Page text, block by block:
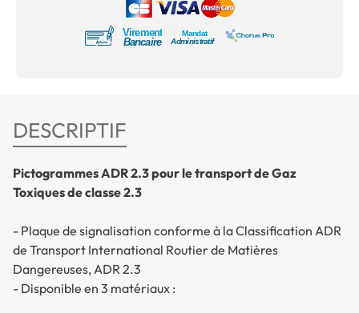
DESCRIPTIF
Pictogrammes ADR 2.3 pour le transport de Gaz
Toxiques de classe 2.3
- Plaque de signalisation conforme à la Classification ADR
de Transport International Routier de Matières
Dangereuses, ADR 2.3
- Disponible en 3 matériaux :